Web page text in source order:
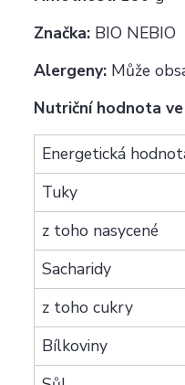
Značka: BIO NEBIO
Alergeny: Může
Nutriční hodnota
Energetická
Tuky
z toho nasycené
Sacharidy
z toho cukry
Bílkoviny